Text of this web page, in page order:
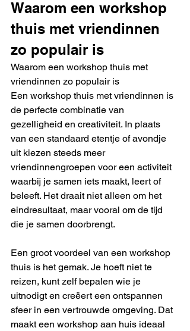
Waarom een workshop
thuis met vriendinnen
zo populair is
Waarom een workshop thuis met
vriendinnen zo populair is
Een workshop thuis met vriendinnen is
de perfecte combinatie van
gezelligheid en creativiteit. In plaats
van een standaard etentje of avondje
uit kiezen steeds meer
vriendinnengroepen voor een activiteit
waarbij je samen iets maakt, leert of
beleeft. Het draait niet alleen om het
eindresultaat, maar vooral om de tijd
die je samen doorbrengt.
Een groot voordeel van een workshop
thuis is het gemak. Je hoeft niet te
reizen, kunt zelf bepalen wie je
uitnodigt en creëert een ontspannen
sfeer in een vertrouwde omgeving. Dat
maakt een workshop aan huis ideaal